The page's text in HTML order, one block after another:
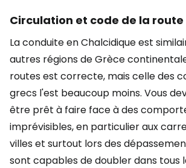
Circulation et code de la route
La conduite en Chalcidique est
autres régions de Grèce
routes est correcte, mais celle des
grecs l'est beaucoup moins. Vous
être prêt à faire face à des
imprévisibles, en particulier aux
villes et surtout lors des
sont capables de doubler dans tous